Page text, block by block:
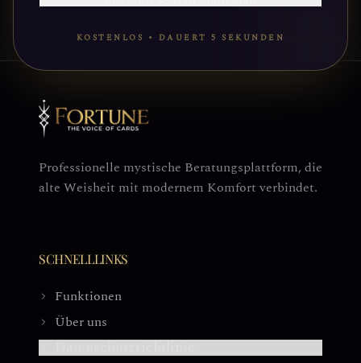
KOSTENLOS • DAUERT 5 SEKUNDEN
Professionelle mystische Beratungsplattform, die
alte Weisheit mit modernem Komfort verbindet.
SCHNELLLINKS
Funktionen
Über uns